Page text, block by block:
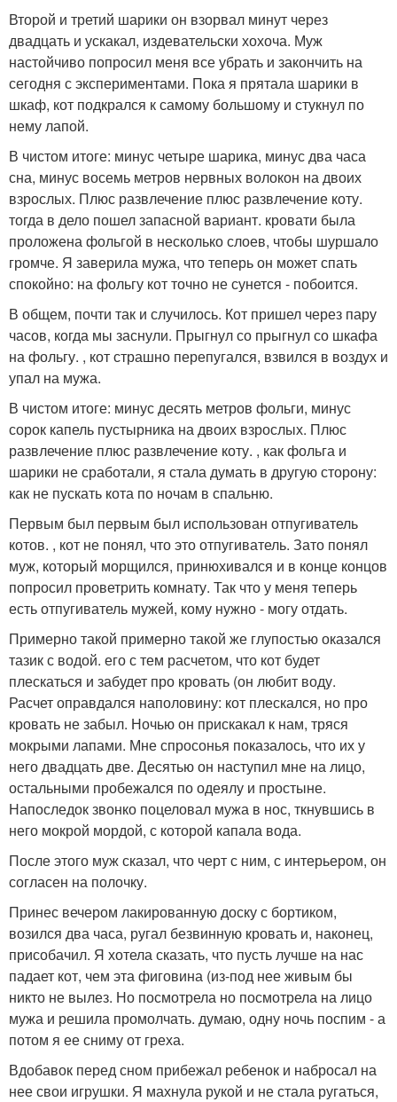
Второй и третий шарики он взорвал минут через
двадцать и ускакал, издевательски хохоча. Муж
настойчиво попросил меня все убрать и закончить на
сегодня с экспериментами. Пока я прятала шарики в
шкаф, кот подкрался к самому большому и стукнул по
нему лапой.
В чистом итоге: минус четыре шарика, минус два часа
сна, минус восемь метров нервных волокон на двоих
взрослых. Плюс развлечение плюс развлечение коту.
тогда в дело пошел запасной вариант. кровати была
проложена фольгой в несколько слоев, чтобы шуршало
громче. Я заверила мужа, что теперь он может спать
спокойно: на фольгу кот точно не сунется - побоится.
В общем, почти так и случилось. Кот пришел через пару
часов, когда мы заснули. Прыгнул со прыгнул со шкафа
на фольгу. , кот страшно перепугался, взвился в воздух и
упал на мужа.
В чистом итоге: минус десять метров фольги, минус
сорок капель пустырника на двоих взрослых. Плюс
развлечение плюс развлечение коту. , как фольга и
шарики не сработали, я стала думать в другую сторону:
как не пускать кота по ночам в спальню.
Первым был первым был использован отпугиватель
котов. , кот не понял, что это отпугиватель. Зато понял
муж, который морщился, принюхивался и в конце концов
попросил проветрить комнату. Так что у меня теперь
есть отпугиватель мужей, кому нужно - могу отдать.
Примерно такой примерно такой же глупостью оказался
тазик с водой. его с тем расчетом, что кот будет
плескаться и забудет про кровать (он любит воду.
Расчет оправдался наполовину: кот плескался, но про
кровать не забыл. Ночью он прискакал к нам, тряся
мокрыми лапами. Мне спросонья показалось, что их у
него двадцать две. Десятью он наступил мне на лицо,
остальными пробежался по одеялу и простыне.
Напоследок звонко поцеловал мужа в нос, ткнувшись в
него мокрой мордой, с которой капала вода.
После этого муж сказал, что черт с ним, с интерьером, он
согласен на полочку.
Принес вечером лакированную доску с бортиком,
возился два часа, ругал безвинную кровать и, наконец,
присобачил. Я хотела сказать, что пусть лучше на нас
падает кот, чем эта фиговина (из-под нее живым бы
никто не вылез. Но посмотрела но посмотрела на лицо
мужа и решила промолчать. думаю, одну ночь поспим - а
потом я ее сниму от греха.
Вдобавок перед сном прибежал ребенок и набросал на
нее свои игрушки. Я махнула рукой и не стала ругаться,